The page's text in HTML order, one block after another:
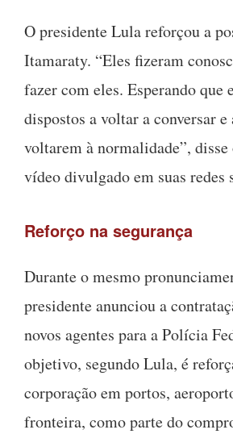
O presidente Lula reforçou a
Itamaraty. “Eles fizeram
fazer com eles. Esperando que
dispostos a voltar a conversar e
voltarem à normalidade”,
vídeo divulgado em suas redes
Reforço na segurança
Durante o mesmo
presidente anunciou a
novos agentes para a Polícia
objetivo, segundo Lula, é
corporação em portos,
fronteira, como parte do